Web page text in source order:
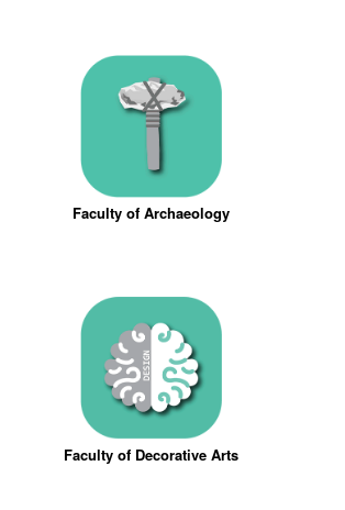
Faculty of Archaeology
Faculty of Decorative Arts